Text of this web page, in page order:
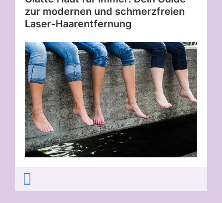
zur modernen und schmerzfreien
Laser-Haarentfernung